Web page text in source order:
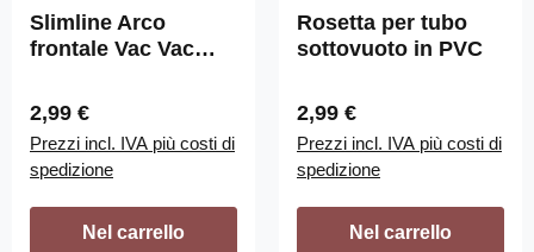
Slimline Arco
frontale Vac Vac
Prezzo normale:
2,99 €
Prezzi incl. IVA più costi di
spedizione
Nel carrello
Rosetta per tubo
sottovuoto in PVC
Prezzo normale:
2,99 €
Prezzi incl. IVA più costi di
spedizione
Nel carrello